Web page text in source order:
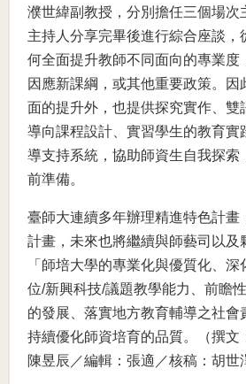
濮世緯副教授，分別擔任三個場次
主持人分享完畢後進行綜合座談，
何全面提升教師不同面向的專業度
因應新課綱，或其他重要政策。因
面的提升外，也提供探究實作、雙
導向課程設計、實習學生的教育實
導支持系統，協助師資生自我探索
前準備。
臺師大連續多年辦理精進特色計畫
計畫，未來也將繼續與師藝司以及
「師培大學的專業化與優質化、
位/新興科技/議題教學能力、前瞻
的發展、落實地方教育輔導之社會
持續優化師資培育的品質。（撰文
陳昱辰／編輯：張適 ／核稿：胡世